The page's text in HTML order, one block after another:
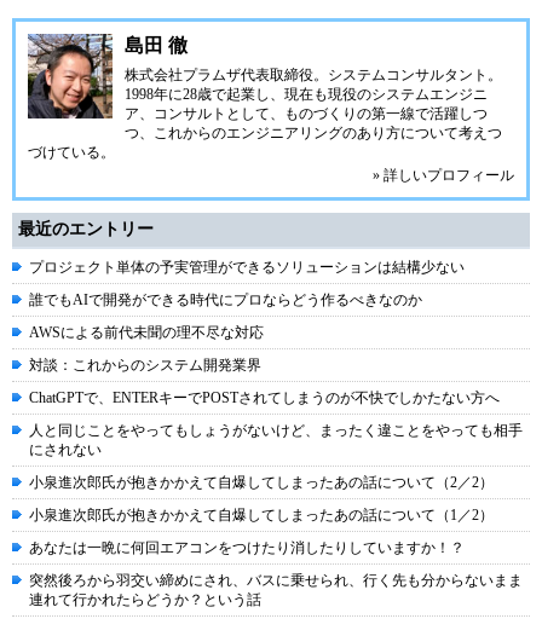
島田 徹
株式会社プラムザ代表取締役。システムコンサルタント。
1998年に28歳で起業し、現在も現役のシステムエンジニ
ア、コンサルトとして、ものづくりの第一線で活躍しつ
つ、これからのエンジニアリングのあり方について考えつ
づけている。
» 詳しいプロフィール
最近のエントリー
プロジェクト単体の予実管理ができるソリューションは結構少ない
誰でもAIで開発ができる時代にプロならどう作るべきなのか
AWSによる前代未聞の理不尽な対応
対談：これからのシステム開発業界
ChatGPTで、ENTERキーでPOSTされてしまうのが不快でしかたない方へ
人と同じことをやってもしょうがないけど、まったく違ことをやっても相手
にされない
小泉進次郎氏が抱きかかえて自爆してしまったあの話について（2／2）
小泉進次郎氏が抱きかかえて自爆してしまったあの話について（1／2）
あなたは一晩に何回エアコンをつけたり消したりしていますか！？
突然後ろから羽交い締めにされ、バスに乗せられ、行く先も分からないまま
連れて行かれたらどうか？という話